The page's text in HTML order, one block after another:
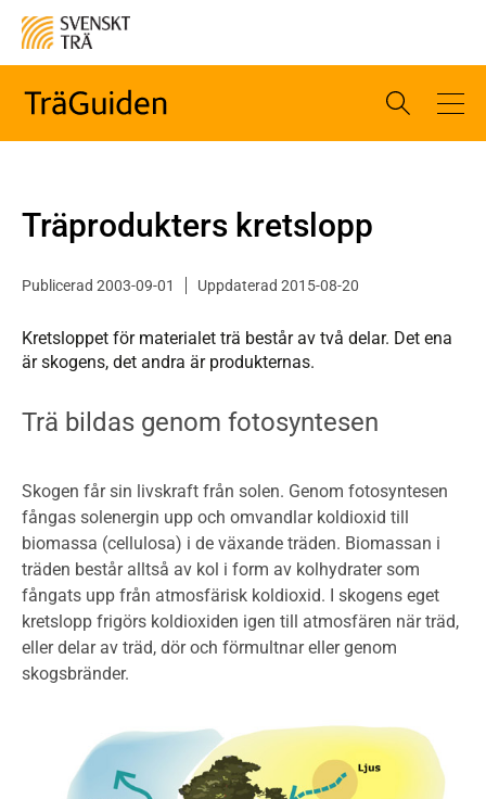
Träprodukters kretslopp
Publicerad 2003-09-01 Uppdaterad 2015-08-20
Kretsloppet för materialet trä består av två delar. Det ena
är skogens, det andra är produkternas.
Trä bildas genom fotosyntesen
Skogen får sin livskraft från solen. Genom fotosyntesen
fångas solenergin upp och omvandlar koldioxid till
biomassa (cellulosa) i de växande träden. Biomassan i
träden består alltså av kol i form av kolhydrater som
fångats upp från atmosfärisk koldioxid. I skogens eget
kretslopp frigörs koldioxiden igen till atmosfären när träd,
eller delar av träd, dör och förmultnar eller genom
skogsbränder.